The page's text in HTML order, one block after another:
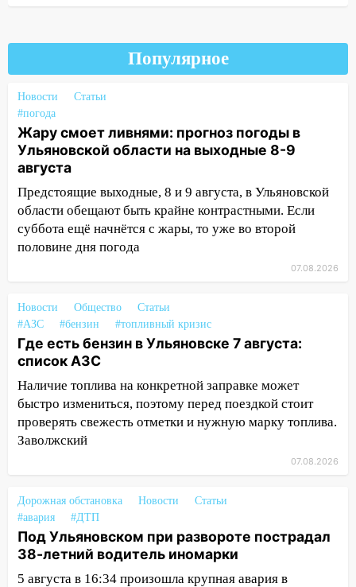
областной больницы поступили шесть
новых аппаратов ИВЛ
ремонтируют дороги, ставят остановки
и проводят новое освещение
16:35 В Ульяновске установили ещё
девять бункеров для крупногабаритного
мусора
16:26 В Ульяновске бесплатно покажут
матч «Волги» под открытым небом
В Ульяновском госуниверситете
15:47 Ульяновцы могут вернуть деньги
за абонементы закрывшегося фитнес-
клуба «Рекорд-Fitness»
15:34 После вмешательства
прокуратуры в селах Ульяновской
области привели в порядок детские
площадки
15:08
В Кузоватово после прокурорской
проверки обновили разметку на
пешеходных переходах
Популярное
Новости
Статьи
#погода
Жару смоет ливнями: прогноз погоды в
Ульяновской области на выходные 8-9
августа
Предстоящие выходные, 8 и 9 августа, в Ульяновской
области обещают быть крайне контрастными. Если
суббота ещё начнётся с жары, то уже во второй
половине дня погода
07.08.2026
Новости Общество
Статьи
#АЗС
#бензин #топливный кризис
Где есть бензин в Ульяновске 7 августа:
список АЗС
Наличие топлива на конкретной заправке может
быстро измениться, поэтому перед поездкой стоит
проверять свежесть отметки и нужную марку топлива.
Заволжский
07.08.2026
Дорожная обстановка Новости
Статьи
#авария
#ДТП
Под Ульяновском при развороте пострадал
38-летний водитель иномарки
5 августа в 16:34 произошла крупная авария в